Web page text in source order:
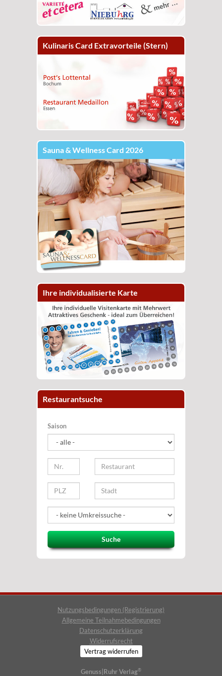
Kulinaris Card Extravorteile (Stern)
Sauna & Wellness Card 2026
Ihre individualisierte Karte
Restaurantsuche
Saison
Suche
Nutzungsbedingungen (Registrierung)
Allgemeine Teilnahmebedingungen
Datenschutzerklärung
Widerrufsrecht
Vertrag widerrufen
Genuss|Ruhr Verlag®